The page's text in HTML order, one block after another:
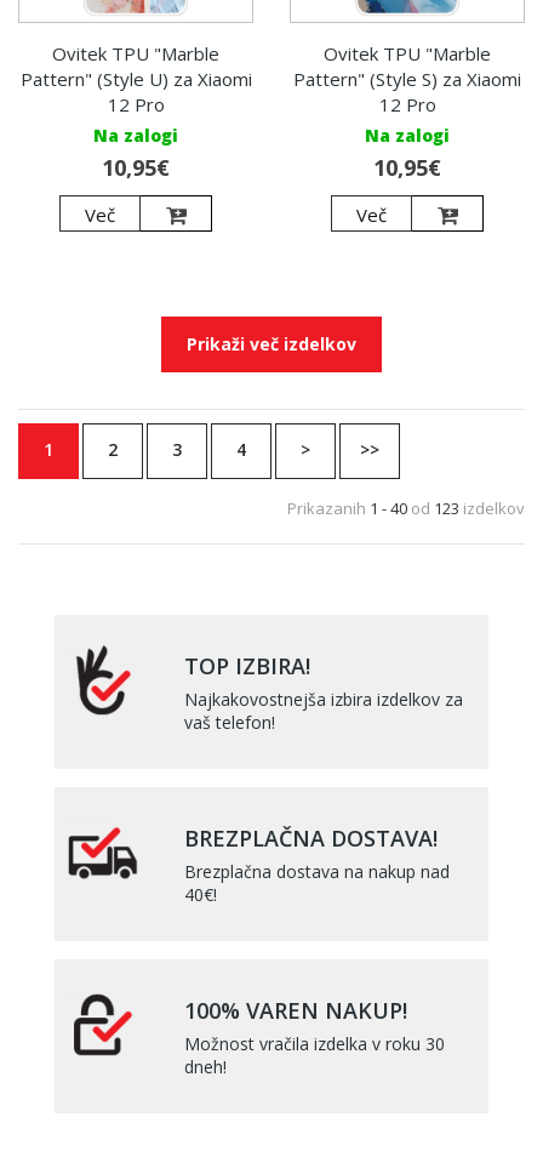
Ovitek TPU "Marble
Pattern" (Style U) za Xiaomi
12 Pro
Na zalogi
10,95€
Več
Ovitek TPU "Marble
Pattern" (Style S) za Xiaomi
12 Pro
Na zalogi
10,95€
Več
Prikaži več izdelkov
1 2 3 4 > >>
Prikazanih 1 - 40 od 123 izdelkov
TOP IZBIRA!
Najkakovostnejša izbira izdelkov za
vaš telefon!
BREZPLAČNA DOSTAVA!
Brezplačna dostava na nakup nad
40€!
100% VAREN NAKUP!
Možnost vračila izdelka v roku 30
dneh!